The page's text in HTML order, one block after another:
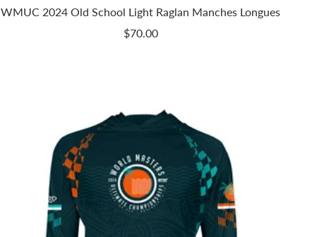
WMUC 2024 Old School Light Raglan Manches Longues
Prix
$70.00